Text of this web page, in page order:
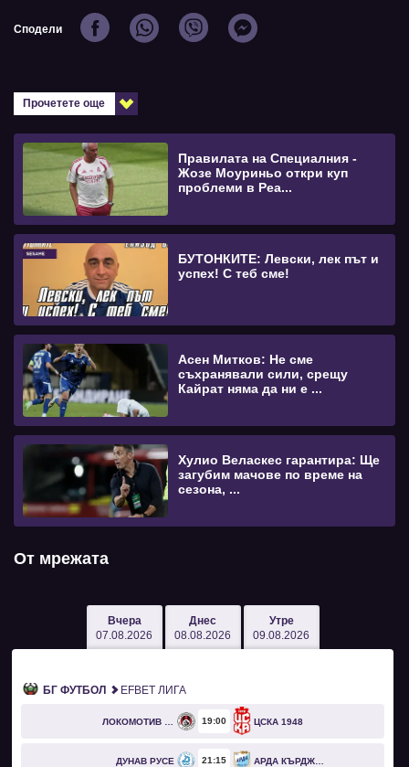
Сподели
Прочетете още
Правилата на Специалния -
Жозе Моуриньо откри куп
проблеми в Реа...
БУТОНКИТЕ: Левски, лек път и
успех! С теб сме!
Асен Митков: Не сме
съхранявали сили, срещу
Кайрат няма да ни е ...
Хулио Веласкес гарантира: Ще
загубим мачове по време на
сезона, ...
От мрежата
Вчера
07.08.2026
Днес
08.08.2026
Утре
09.08.2026
БГ ФУТБОЛ EFBET ЛИГА
19 00 ЦСКА 1948
ДУНАВ РУСЕ 21 15 АРДА КЪРДЖАЛИ